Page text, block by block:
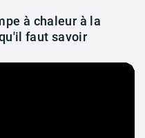
à chaleur à la
faut savoir